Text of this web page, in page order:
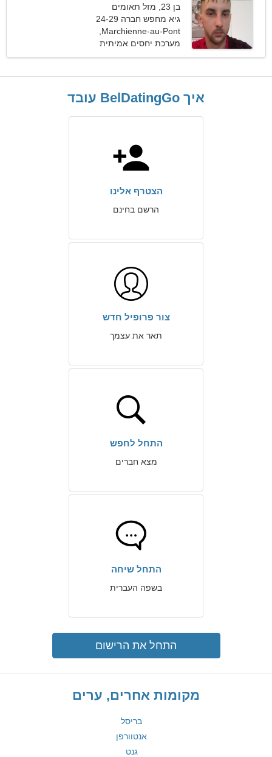
בן 23, מזל תאומים
גיא מחפש חברה 24-29
בלגיה
מערכת יחסים אמיתית
איך BelDatingGo עובד
הצטרף אלינו
הרשם בחינם
צור פרופיל חדש
תאר את עצמך
התחל לחפש
מצא חברים
התחל שיחה
בשפה העברית
התחל את הרישום
מקומות אחרים, ערים
בריסל
אנטוורפן
גנט